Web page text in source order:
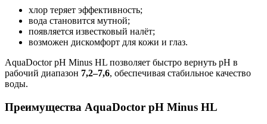
хлор теряет эффективность;
вода становится мутной;
появляется известковый налёт;
возможен дискомфорт для кожи и глаз.
AquaDoctor pH Minus HL позволяет быстро вернуть pH в
рабочий диапазон 7,2–7,6, обеспечивая стабильное качество
воды.
Преимущества AquaDoctor pH Minus HL